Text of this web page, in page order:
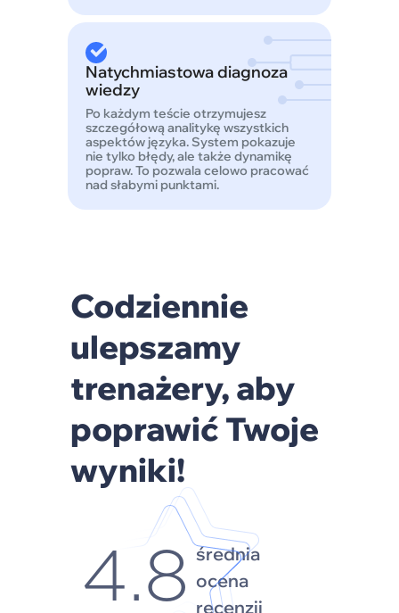
Natychmiastowa diagnoza
wiedzy
Po każdym teście otrzymujesz
szczegółową analitykę wszystkich
aspektów języka. System pokazuje
nie tylko błędy, ale także dynamikę
popraw. To pozwala celowo pracować
nad słabymi punktami.
Codziennie
ulepszamy
trenażery, aby
poprawić Twoje
wyniki!
4.8 średnia
ocena
recenzji